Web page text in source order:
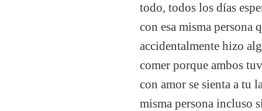
todo, todos los días
con esa misma persona
accidentalmente hizo
comer porque ambos
con amor se sienta a tu
misma persona incluso